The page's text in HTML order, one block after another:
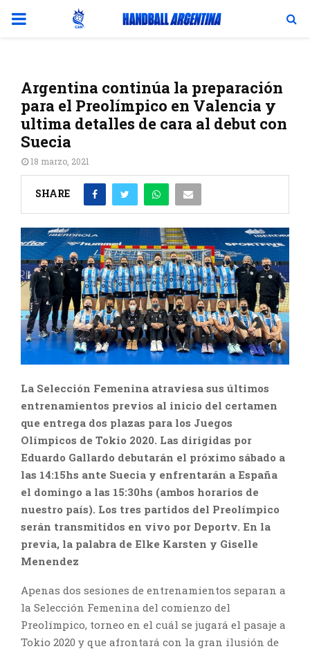
PRIMARY
Argentina continúa la preparación
para el Preolímpico en Valencia y
ultima detalles de cara al debut con
Suecia
18 marzo, 2021
SHARE
La Selección Femenina atraviesa sus últimos
entrenamientos previos al inicio del certamen
que entrega dos plazas para los Juegos
Olímpicos de Tokio 2020. Las dirigidas por
Eduardo Gallardo debutarán el próximo sábado a
las 14:15hs ante Suecia y enfrentarán a España
el domingo a las 15:30hs (ambos horarios de
nuestro país). Los tres partidos del Preolímpico
serán transmitidos en vivo por Deportv. En la
previa, la palabra de Elke Karsten y Giselle
Menendez
Apenas dos sesiones de entrenamientos separan a
la Selección Femenina del comienzo del
Preolímpico, torneo en el cuál se jugará el pasaje a
Tokio 2020 y que afrontará con la gran ilusión de